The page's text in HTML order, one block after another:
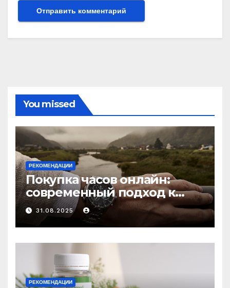
You missed
РЕКОМЕНДАЦИИ
Покупка часов онлайн:
современный подход к
выбору аксессуаров
31.08.2025
РЕКОМЕНДАЦИИ